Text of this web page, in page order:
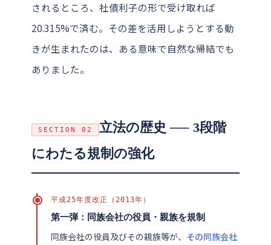
されるところ、社債利子の形で受け取れば
20.315%で済む。その差を活用しようとする動
きが生まれたのは、ある意味で自然な帰結でも
ありました。
SECTION 02
立法の歴史 ── 3段階
にわたる規制の強化
平成25年度改正（2013年）
第一弾：同族会社の役員・親族を規制
同族会社の役員及びその親族等が、 その同族会社